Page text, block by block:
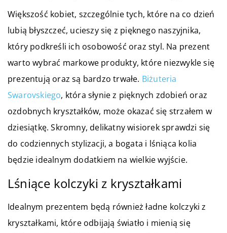
Większość kobiet, szczególnie tych, które na co dzień
lubią błyszczeć, ucieszy się z pięknego naszyjnika,
który podkreśli ich osobowość oraz styl. Na prezent
warto wybrać markowe produkty, które niezwykle się
prezentują oraz są bardzo trwałe. Biżuteria
Swarovskiego, która słynie z pięknych zdobień oraz
ozdobnych kryształków, może okazać się strzałem w
dziesiątkę. Skromny, delikatny wisiorek sprawdzi się
do codziennych stylizacji, a bogata i lśniąca kolia
będzie idealnym dodatkiem na wielkie wyjście.
Lśniące kolczyki z kryształkami
Idealnym prezentem będą również ładne kolczyki z
kryształkami, które odbijają światło i mienią się